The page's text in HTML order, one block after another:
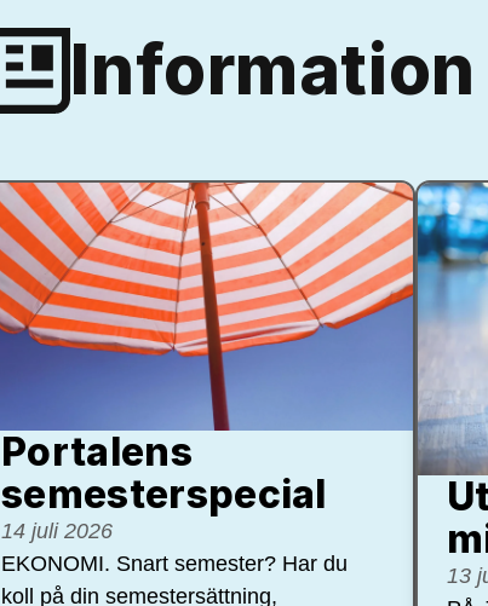
Information
Portalens
semester­special
14 juli 2026
EKONOMI. Snart semester? Har du
koll på din semestersättning,
13